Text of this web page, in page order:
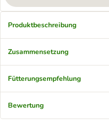
Produktbeschreibung
Zusammensetzung
Fütterungsempfehlung
Bewertung